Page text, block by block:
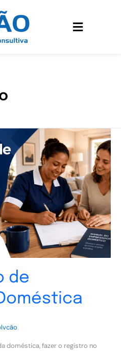
de
doméstica, fazer o registro no